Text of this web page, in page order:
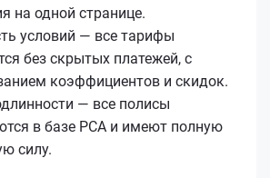
на одной странице.
условий — все тарифы
без скрытых платежей, с
коэффициентов и скидок.
— все полисы
в базе РСА и имеют полную
силу.